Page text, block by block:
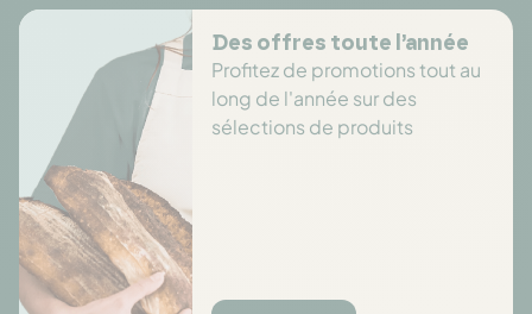
Des offres toute l’année
Profitez de promotions tout au
long de l'année sur des
sélections de produits